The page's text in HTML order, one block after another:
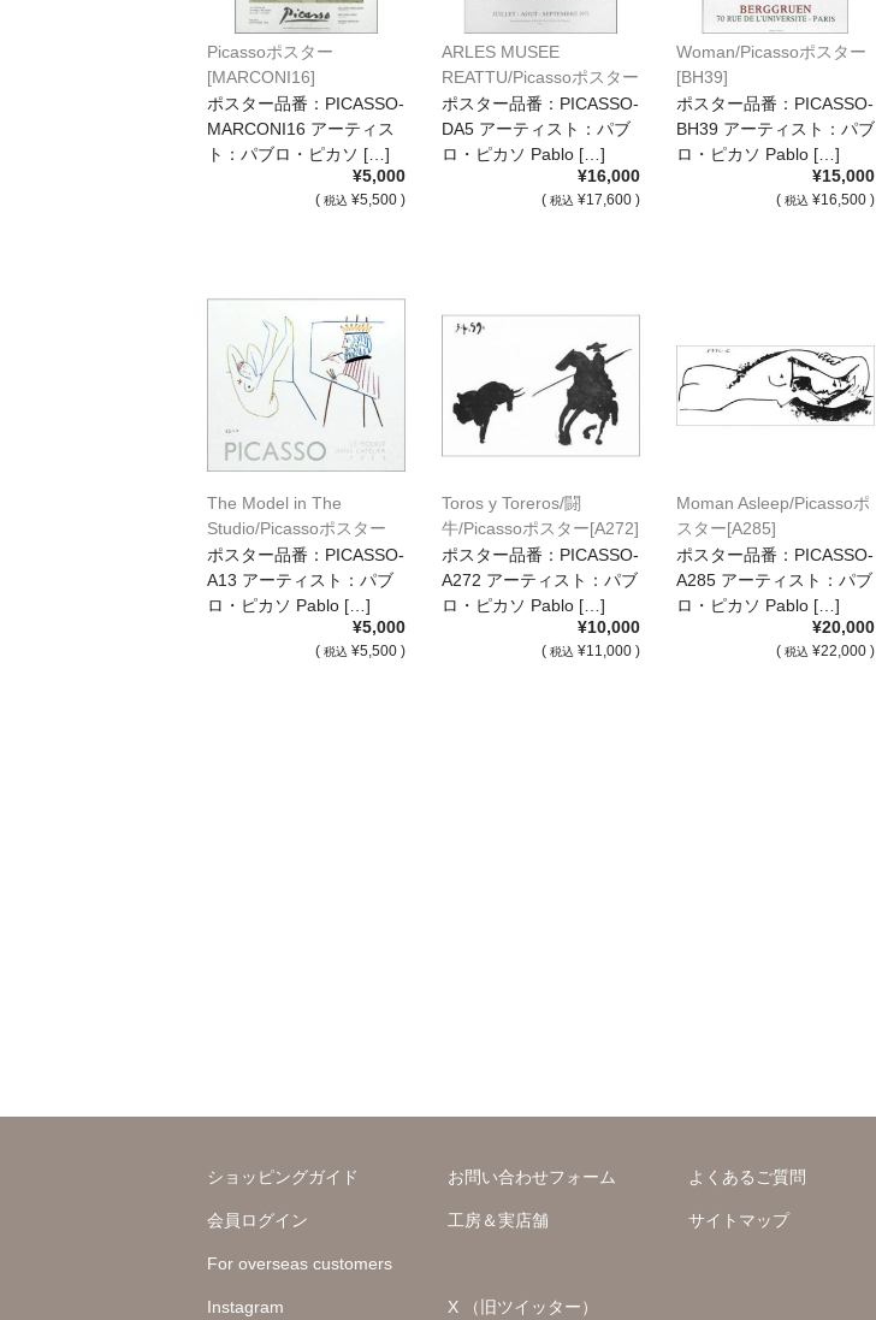
Picassoポスター
[MARCONI16]
ポスター品番：PICASSO-
MARCONI16 アーティス
ト：パブロ・ピカソ […]
¥5,000
( 税込 ¥5,500 )
ARLES MUSEE
REATTU/Picassoポスター
[DA5]
ポスター品番：PICASSO-
DA5 アーティスト：パブ
ロ・ピカソ Pablo […]
¥16,000
( 税込 ¥17,600 )
Woman/Picassoポスター
[BH39]
ポスター品番：PICASSO-
BH39 アーティスト：パブ
ロ・ピカソ Pablo […]
¥15,000
( 税込 ¥16,500 )
The Model in The
Studio/Picassoポスター
[A13]
ポスター品番：PICASSO-
A13 アーティスト：パブ
ロ・ピカソ Pablo […]
¥5,000
( 税込 ¥5,500 )
Toros y Toreros/闘
牛/Picassoポスター[A272]
ポスター品番：PICASSO-
A272 アーティスト：パブ
ロ・ピカソ Pablo […]
¥10,000
( 税込 ¥11,000 )
Moman Asleep/Picassoポ
スター[A285]
ポスター品番：PICASSO-
A285 アーティスト：パブ
ロ・ピカソ Pablo […]
¥20,000
( 税込 ¥22,000 )
ショッピングガイド お問い合わせフォーム よくあるご質問
会員ログイン 工房＆実店舗 サイトマップ
For overseas customers
Instagram X （旧ツイッター）